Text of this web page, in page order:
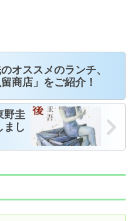
オススメのランチ、
留商店」をご紹介！
野圭
まし